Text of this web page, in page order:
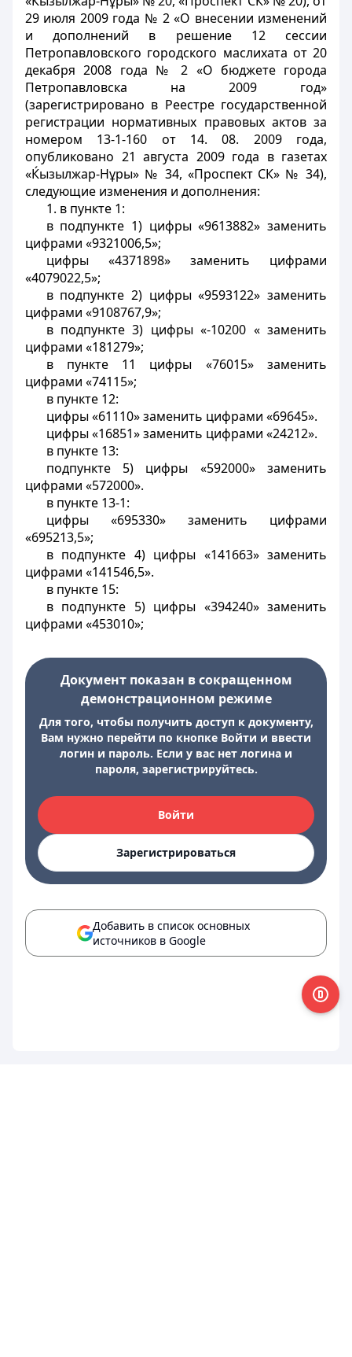
29 июля 2009 года № 2 «О внесении изменений
и дополнений в решение 12 сессии
Петропавловского городского маслихата от 20
декабря 2008 года № 2 «О бюджете города
Петропавловска на 2009 год»
(зарегистрировано в Реестре государственной
регистрации нормативных правовых актов за
номером 13-1-160 от 14. 08. 2009 года,
опубликовано 21 августа 2009 года в газетах
«Ќызылжар-Нұры» № 34, «Проспект СК» № 34),
следующие изменения и дополнения:
1. в пункте 1:
в подпункте 1) цифры «9613882» заменить
цифрами «9321006,5»;
цифры «4371898» заменить цифрами
«4079022,5»;
в подпункте 2) цифры «9593122» заменить
цифрами «9108767,9»;
в подпункте 3) цифры «-10200 « заменить
цифрами «181279»;
в пункте 11 цифры «76015» заменить
цифрами «74115»;
в пункте 12:
цифры «61110» заменить цифрами «69645».
цифры «16851» заменить цифрами «24212».
в пункте 13:
подпункте 5) цифры «592000» заменить
цифрами «572000».
в пункте 13-1:
цифры «695330» заменить цифрами
«695213,5»;
в подпункте 4) цифры «141663» заменить
цифрами «141546,5».
в пункте 15:
в подпункте 5) цифры «394240» заменить
цифрами «453010»;
Документ показан в сокращенном
демонстрационном режиме
Для того, чтобы получить доступ к документу,
Вам нужно перейти по кнопке Войти и ввести
логин и пароль. Если у вас нет логина и
пароля, зарегистрируйтесь.
Войти
Зарегистрироваться
Добавить в список основных
источников в Google